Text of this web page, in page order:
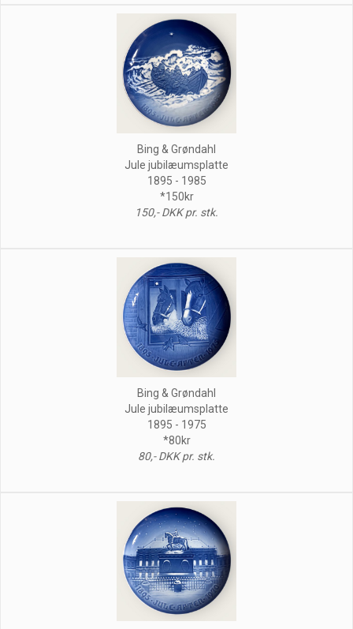
Bing & Grøndahl
Jule jubilæumsplatte
1895 - 1985
*150kr
150,- DKK pr. stk.
Bing & Grøndahl
Jule jubilæumsplatte
1895 - 1975
*80kr
80,- DKK pr. stk.